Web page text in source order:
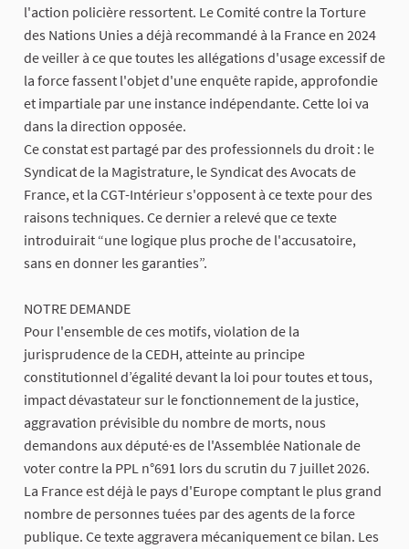
l'action policière ressortent. Le Comité contre la Torture
des Nations Unies a déjà recommandé à la France en 2024
de veiller à ce que toutes les allégations d'usage excessif de
la force fassent l'objet d'une enquête rapide, approfondie
et impartiale par une instance indépendante. Cette loi va
dans la direction opposée.
Ce constat est partagé par des professionnels du droit : le
Syndicat de la Magistrature, le Syndicat des Avocats de
France, et la CGT-Intérieur s'opposent à ce texte pour des
raisons techniques. Ce dernier a relevé que ce texte
introduirait “une logique plus proche de l'accusatoire,
sans en donner les garanties”.
NOTRE DEMANDE
Pour l'ensemble de ces motifs, violation de la
jurisprudence de la CEDH, atteinte au principe
constitutionnel d’égalité devant la loi pour toutes et tous,
impact dévastateur sur le fonctionnement de la justice,
aggravation prévisible du nombre de morts, nous
demandons aux député·es de l'Assemblée Nationale de
voter contre la PPL n°691 lors du scrutin du 7 juillet 2026.
La France est déjà le pays d'Europe comptant le plus grand
nombre de personnes tuées par des agents de la force
publique. Ce texte aggravera mécaniquement ce bilan. Les